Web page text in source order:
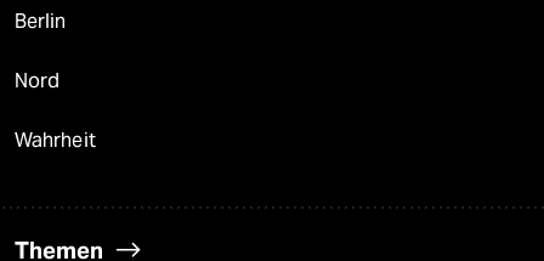
Berlin
Nord
Wahrheit
Themen